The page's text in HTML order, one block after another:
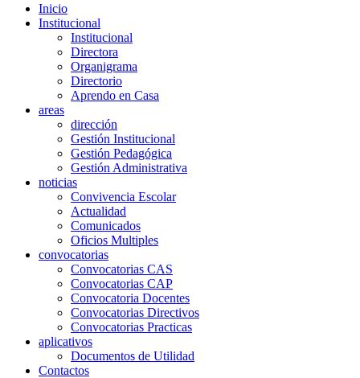
Inicio
Institucional
Institucional
Directora
Organigrama
Directorio
Aprendo en Casa
areas
dirección
Gestión Institucional
Gestión Pedagógica
Gestión Administrativa
noticias
Convivencia Escolar
Actualidad
Comunicados
Oficios Multiples
convocatorias
Convocatorias CAS
Convocatorias CAP
Convocatoria Docentes
Convocatorias Directivos
Convocatorias Practicas
aplicativos
Documentos de Utilidad
Contactos